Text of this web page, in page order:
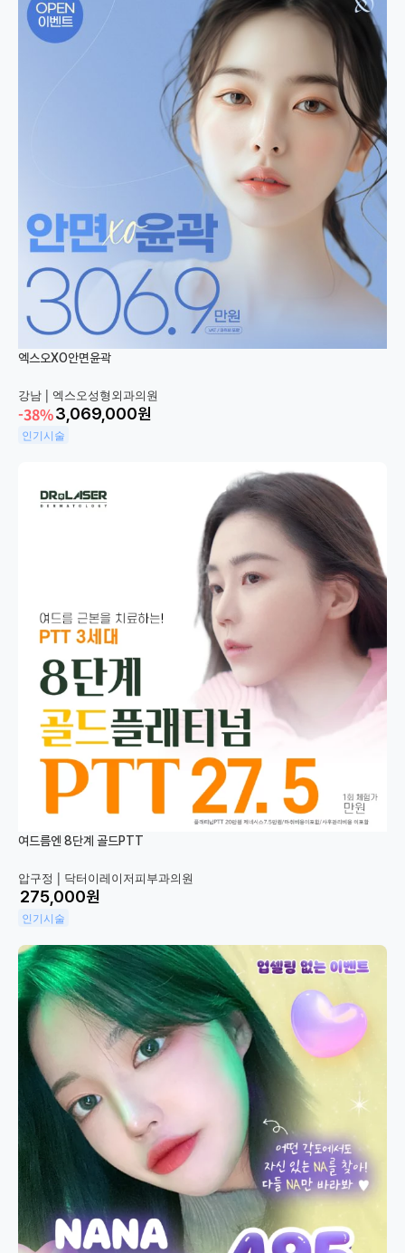
엑스오XO안면윤곽
강남 |엑스오성형외과의원
-38%3,069,000원
인기시술
여드름엔 8단계 골드PTT
압구정 | 닥터이레이저피부과의원
원
인기시술